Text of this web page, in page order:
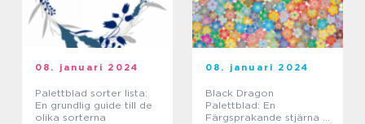
08. januari 2024
Palettblad sorter lista:
En grundlig guide till de
olika sorterna
08. januari 2024
Black Dragon
Palettblad: En
Färgsprakande stjärna i